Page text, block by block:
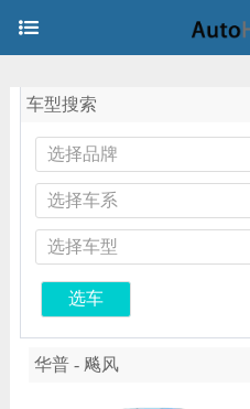
车型搜索
选择品牌
选择车系
选择车型
选车
华普 - 飚风